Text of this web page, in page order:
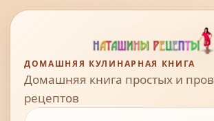
ДОМАШНЯЯ КУЛИНАРНАЯ КНИГА
Домашняя книга простых и
рецептов